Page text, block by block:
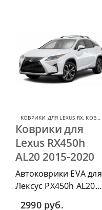
КОВРИКИ ДЛЯ LEXUS RX, КОВРИКИ ДЛЯ LEXUS
Коврики для
Lexus RX450h
AL20 2015-2020
Автоковрики EVA для
Лексус РХ450h AL20
2990 руб.